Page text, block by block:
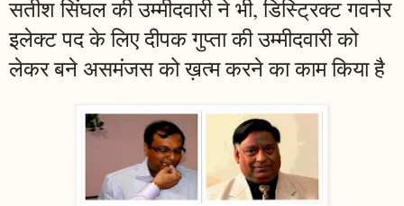
सतीश सिंघल की उम्मीदवारी ने भी, डिस्ट्रिक्ट गवर्नर
इलेक्ट पद के लिए दीपक गुप्ता की उम्मीदवारी को
लेकर बने असमंजस को ख़त्म करने का काम किया है